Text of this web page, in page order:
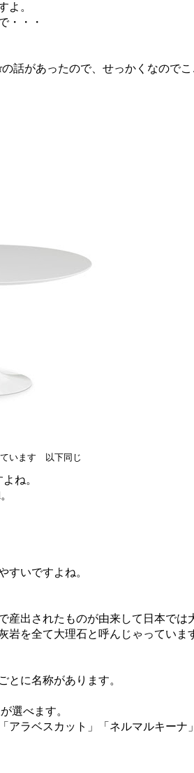
よ。
・・・
話があったので、せっかくなので
ています 以下同じ
ね。
すいですよね。
産出されたものが由来して日本では
岩を全て大理石と呼んじゃっていま
とに名称があります。
選べます。
ラベスカット」「ネルマルキーナ」